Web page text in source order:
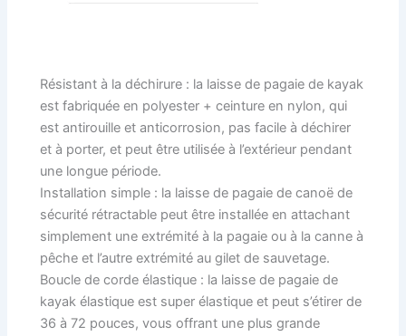
Résistant à la déchirure : la laisse de pagaie de kayak
est fabriquée en polyester + ceinture en nylon, qui
est antirouille et anticorrosion, pas facile à déchirer
et à porter, et peut être utilisée à l’extérieur pendant
une longue période.
Installation simple : la laisse de pagaie de canoë de
sécurité rétractable peut être installée en attachant
simplement une extrémité à la pagaie ou à la canne à
pêche et l’autre extrémité au gilet de sauvetage.
Boucle de corde élastique : la laisse de pagaie de
kayak élastique est super élastique et peut s’étirer de
36 à 72 pouces, vous offrant une plus grande